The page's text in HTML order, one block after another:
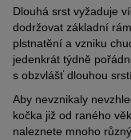
Dlouhá srst vyžaduje
dodržovat základní
plstnatění a vzniku
jedenkrát týdně
s obzvlášť dlouhou
Aby nevznikaly
kočka již od raného
naleznete mnoho